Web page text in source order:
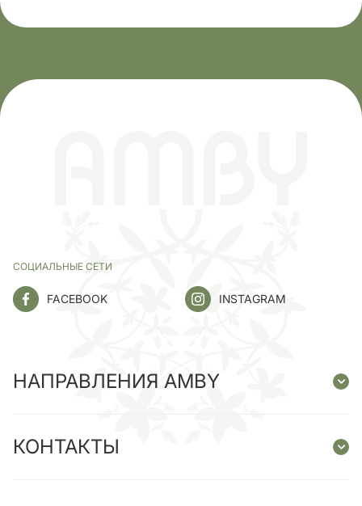
СОЦИАЛЬНЫЕ СЕТИ
FACEBOOK INSTAGRAM
НАПРАВЛЕНИЯ AMBY
КОНТАКТЫ